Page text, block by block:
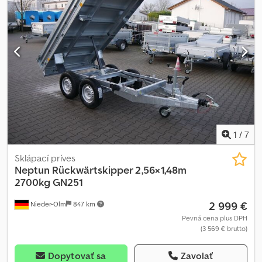
sklápacím uhlom ► Veľkosť ložnej plochy: cca 362x195x35 cm
(DxŠxV) ► Povolená celková hmotnosť: 3500 kg ► Pohotovostná
hmotnosť cca: 990 kg Crsdpfsxc I Urox Akljf ► 12 V elektrické
hydraulické čerpadlo a vlastná batéria ► Dobíjanie batérie z
ťažného vozidla ► Celohliníková podlaha ► Zadné čelo
otvárateľné zhora aj zdola ► Maximálny sklápací uhol 50° ►
Plnohodnotné rezervné koleso Extra vybavenie: ► Ochranná
mriežka svetiel ► 8 x kotviacich ôk po 800 kg ► Držiaky rámp ►
Hliníkové rampy – nosnosť na pár: 3000 kg ► Pneumatiky s
offroad profilom – 185/70R13C ► Uzamykateľný box na náradie
1 / 7
Nieder-Olm 847 km
Sklápací príves
Neptun Rückwärtskipper 2,56×1,48m
2700kg GN251
2 999 €
Pevná cena plus DPH
(3 569 € brutto)
Dopytovať sa Zavolať